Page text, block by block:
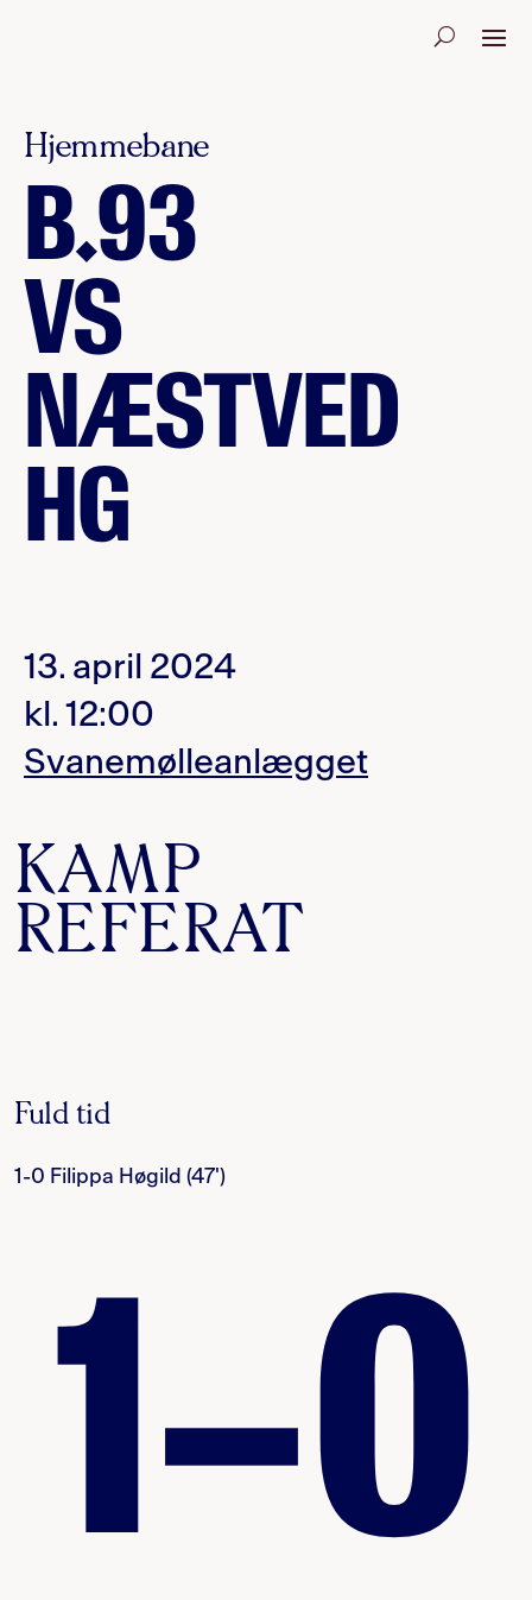
Hjemmebane
B.93
VS
NÆSTVED
HG
13. april 2024
kl. 12:00
Svanemølleanlægget
KAMP
REFERAT
Fuld tid
1-0 Filippa Høgild (47')
1–0